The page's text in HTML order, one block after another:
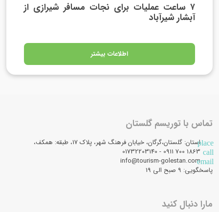
۷ ساعت عملیات برای نجات مسافر شیرازی از
آبشار شیرآباد
اطلاعات بیشتر
تماس با توریسم گلستان
placeاستان: گلستان،گرگان، خیابان فرهنگ شهر، پلاک 17، طبقه: همکف،
call
email
info@tourism-golestan.com
پاسخگویی: ۹ صبح الی 19
مارا دنبال کنید